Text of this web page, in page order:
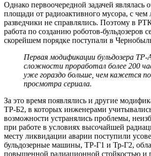
Однако первоочередной задачей являлась
площади от радиоактивного мусора, с чем
разведчики не справлялись. Поэтому в
работа по созданию роботов-бульдозеров
скорейшем порядке поступали в
Первая модификации бульдозера
сложности проработал более 200
уже гораздо больше, чем кажется
просмотра сериала.
За это время появлялись и другие
ТР-Б2, в которых инженерами
возможности устранялись проблемы,
при работе в условиях высочайшей
месту ликвидации аварии поступили
бульдозерные машины, ТР-Г1 и Тр-Г2,
повышенной радиационной стойкостью и